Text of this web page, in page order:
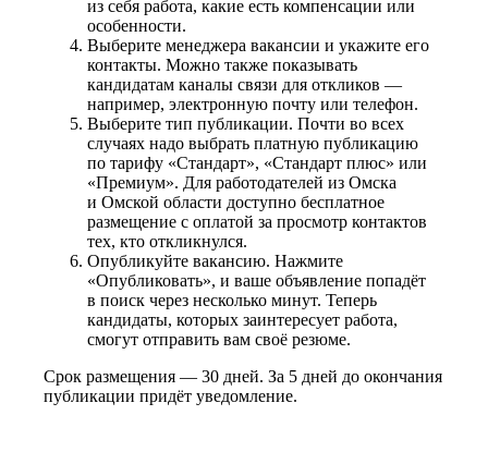
из себя работа, какие есть компенсации или
особенности.
Выберите менеджера вакансии и укажите его
контакты. Можно также показывать
кандидатам каналы связи для откликов —
например, электронную почту или телефон.
Выберите тип публикации. Почти во всех
случаях надо выбрать платную публикацию
по тарифу «Стандарт», «Стандарт плюс» или
«Премиум». Для работодателей из Омска
и Омской области доступно бесплатное
размещение с оплатой за просмотр контактов
тех, кто откликнулся.
Опубликуйте вакансию. Нажмите
«Опубликовать», и ваше объявление попадёт
в поиск через несколько минут. Теперь
кандидаты, которых заинтересует работа,
смогут отправить вам своё резюме.
Срок размещения — 30 дней. За 5 дней до окончания
публикации придёт уведомление.